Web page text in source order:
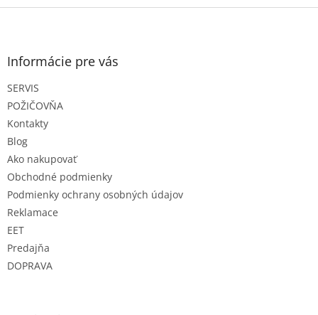
Z
Informácie pre vás
SERVIS
POŽIČOVŇA
Kontakty
Blog
Ako nakupovať
Obchodné podmienky
Podmienky ochrany osobných údajov
Reklamace
EET
Predajňa
DOPRAVA